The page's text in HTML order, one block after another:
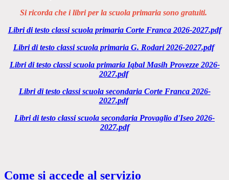
Si ricorda che i libri per la scuola primaria sono gratuiti.
Libri di testo classi scuola primaria Corte Franca 2026-2027.pdf
Libri di testo classi scuola primaria G. Rodari 2026-2027.pdf
Libri di testo classi scuola primaria Iqbal Masih Provezze 2026-
2027.pdf
Libri di testo classi scuola secondaria Corte Franca 2026-
2027.pdf
Libri di testo classi scuola secondaria Provaglio d'Iseo 2026-
2027.pdf
Come si accede al servizio